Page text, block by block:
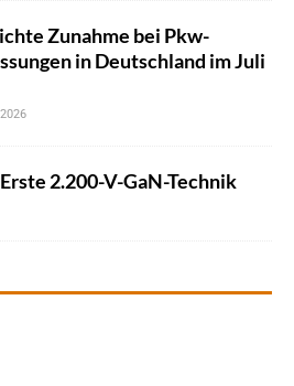
Zunahme bei Pkw-
in Deutschland im Juli
2.200-V-GaN-Technik